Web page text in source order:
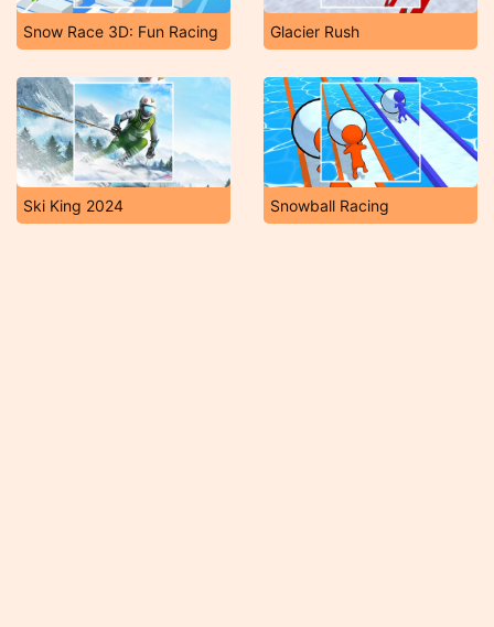
Snow Race 3D: Fun Racing Glacier Rush
Ski King 2024 Snowball Racing